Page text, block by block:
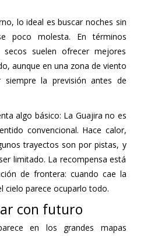
lo ideal es buscar noches sin
poco molesta. En términos
suelen ofrecer mejores
aunque en una zona de viento
siempre la previsión antes de
algo básico: La Guajira no es
convencional. Hace calor,
trayectos son por pistas, y
limitado. La recompensa está
de frontera: cuando cae la
cielo parece ocuparlo todo.
con futuro
en los grandes mapas